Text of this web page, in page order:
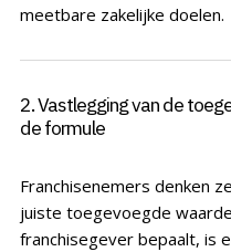
meetbare zakelijke doelen.
2. Vastlegging van de
de formule
Franchisenemers denken
juiste toegevoegde
franchisegever bepaalt, is